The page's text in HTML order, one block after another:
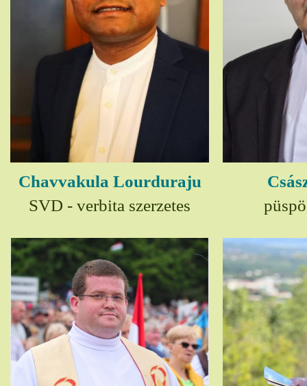
Chavvakula Lourduraju
SVD - verbita szerzetes